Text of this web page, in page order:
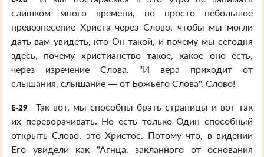
слишком много времени, но просто небольшое
превознесение Христа через Слово, чтобы мы могли
дать вам увидеть, кто Он такой, и почему мы сегодня
здесь, почему христианство такое, какое оно есть,
через изречение Слова. "И вера приходит от
слышания, слышание — от Божьего Слова". Слово!
E-29
Так вот, мы способны брать страницы и вот так
их переворачивать. Но есть только Один способный
открыть Слово, это Христос. Потому что, в видении
Его увидели как "Агнца, закланного от основания